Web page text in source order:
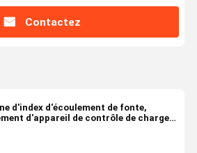
Contactez
d'index d'écoulement de fonte,
d'appareil de contrôle de charge